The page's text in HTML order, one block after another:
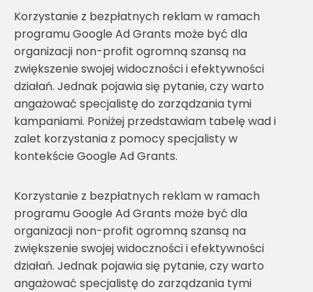
Korzystanie z bezpłatnych reklam w ramach
programu Google Ad Grants może być dla
organizacji non-profit ogromną szansą na
zwiększenie swojej widoczności i efektywności
działań. Jednak pojawia się pytanie, czy warto
angażować specjalistę do zarządzania tymi
kampaniami. Poniżej przedstawiam tabelę wad i
zalet korzystania z pomocy specjalisty w
kontekście Google Ad Grants.
Korzystanie z bezpłatnych reklam w ramach
programu Google Ad Grants może być dla
organizacji non-profit ogromną szansą na
zwiększenie swojej widoczności i efektywności
działań. Jednak pojawia się pytanie, czy warto
angażować specjalistę do zarządzania tymi